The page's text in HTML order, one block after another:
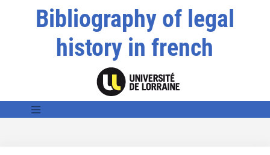
Bibliography of legal
history in french